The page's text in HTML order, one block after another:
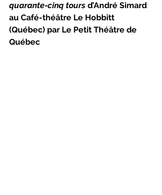
quarante-cinq tours d’André Simard
au Café-théâtre Le Hobbitt
(Québec) par Le Petit Théâtre de
Québec